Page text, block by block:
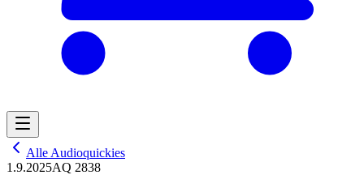
Alle Audioquickies
1.9.2025AQ 2838